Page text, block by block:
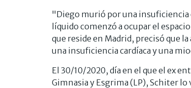
"Diego murió por una insuficiencia
líquido comenzó a ocupar el
que reside en Madrid, precisó que
una insuficiencia cardíaca y una
El 30/10/2020, día en el que el ex
Gimnasia y Esgrima (LP), Schiter